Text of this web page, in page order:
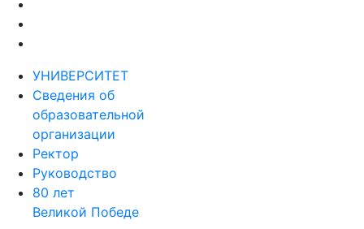
УНИВЕРСИТЕТ
Сведения об
образовательной
организации
Ректор
Руководство
80 лет
Великой Победе